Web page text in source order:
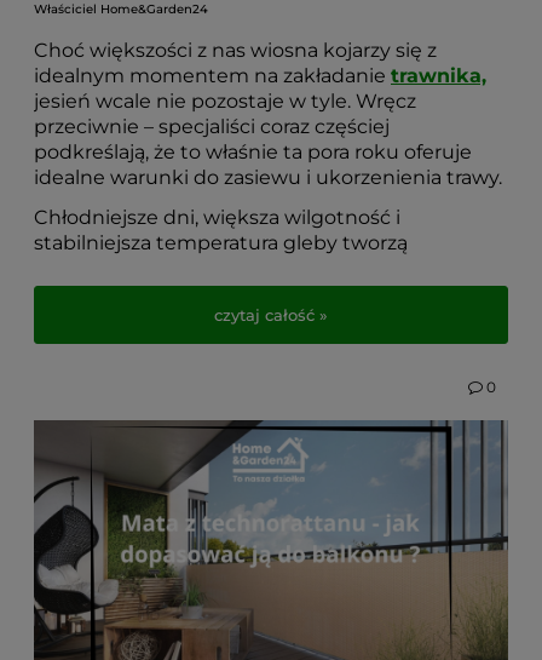
Właściciel Home&Garden24
Choć większości z nas wiosna kojarzy się z
idealnym momentem na zakładanie trawnika,
jesień wcale nie pozostaje w tyle. Wręcz
przeciwnie – specjaliści coraz częściej
podkreślają, że to właśnie ta pora roku oferuje
idealne warunki do zasiewu i ukorzenienia trawy.
Chłodniejsze dni, większa wilgotność i
stabilniejsza temperatura gleby tworzą
Dlatego, jeśli marzysz o gęstym i zielonym
trawniku na przyszły sezon, rozważ wysiew
właśnie teraz. W tym wpisie wyjaśniamy,
przygotować!
czytaj całość »
0